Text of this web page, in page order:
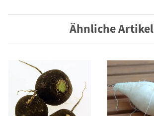
Ähnliche Artikel